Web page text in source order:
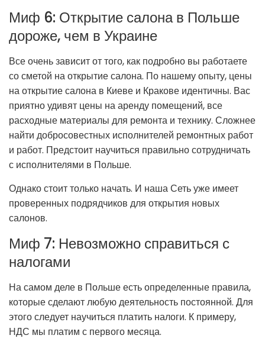
Миф 6: Открытие салона в Польше
дороже, чем в Украине
Все очень зависит от того, как подробно вы работаете
со сметой на открытие салона. По нашему опыту, цены
на открытие салона в Киеве и Кракове идентичны. Вас
приятно удивят цены на аренду помещений, все
расходные материалы для ремонта и технику. Сложнее
найти добросовестных исполнителей ремонтных работ
и работ. Предстоит научиться правильно сотрудничать
с исполнителями в Польше.
Однако стоит только начать. И наша Сеть уже имеет
проверенных подрядчиков для открытия новых
салонов.
Миф 7: Невозможно справиться с
налогами
На самом деле в Польше есть определенные правила,
которые сделают любую деятельность постоянной. Для
этого следует научиться платить налоги. К примеру,
НДС мы платим с первого месяца.